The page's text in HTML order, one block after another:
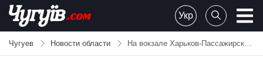
Skip
content
Chuguiv
Укр
Чугуев Новости области На вокзале Харьков-Пассажирский изменили правила прохода: теперь все пассажиры будут проходить проверку